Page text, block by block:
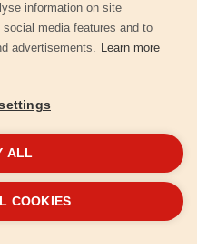
jog fenntartva
FEO
information on site
media features and to
advertisements. Learn more
ALL
COOKIES